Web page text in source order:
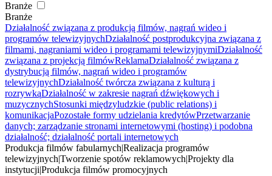
Branże
Branże
Działalność związana z produkcją filmów, nagrań wideo i
programów telewizyjnychDziałalność postprodukcyjna związana z
filmami, nagraniami wideo i programami telewizyjnymiDziałalność
związana z projekcją filmówReklamaDziałalność związana z
dystrybucją filmów, nagrań wideo i programów
telewizyjnychDziałalność twórcza związana z kulturą i
rozrywkąDziałalność w zakresie nagrań dźwiękowych i
muzycznychStosunki międzyludzkie (public relations) i
komunikacjaPozostałe formy udzielania kredytówPrzetwarzanie
danych; zarządzanie stronami internetowymi (hosting) i podobna
działalność; działalność portali internetowych
Produkcja filmów fabularnychRealizacja programów
telewizyjnychTworzenie spotów reklamowychProjekty dla
instytucjiProdukcja filmów promocyjnych